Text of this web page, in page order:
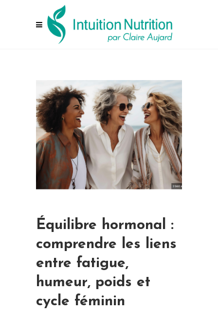
Équilibre hormonal :
comprendre les liens
entre fatigue,
humeur, poids et
cycle féminin